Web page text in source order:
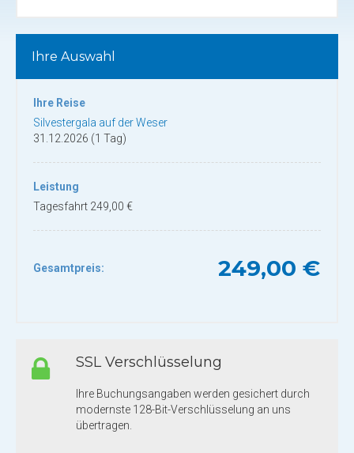
Ihre Auswahl
Ihre Reise
Silvestergala auf der Weser
31.12.2026 (1 Tag)
Leistung
Tagesfahrt 249,00 €
Gesamtpreis: 249,00 €
SSL Verschlüsselung
Ihre Buchungsangaben werden gesichert durch
modernste 128-Bit-Verschlüsselung an uns
übertragen.